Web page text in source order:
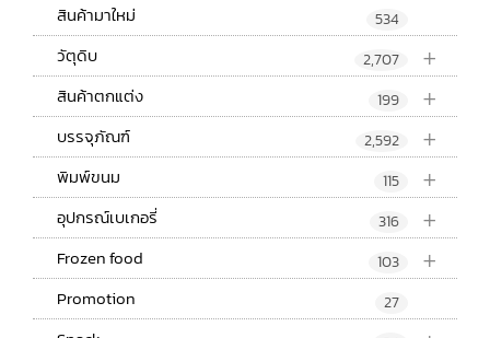
สินค้ามาใหม่ 534
+
วัตุดิบ 2,707
+
สินค้าตกแต่ง 199
+
บรรจุภัณฑ์ 2,592
+
พิมพ์ขนม 115
+
อุปกรณ์เบเกอรี่ 316
+
Frozen food 103
Promotion 27